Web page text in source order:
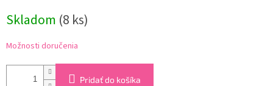
cena:
Skladom (8 ks)
Možnosti doručenia
Pridať do košíka